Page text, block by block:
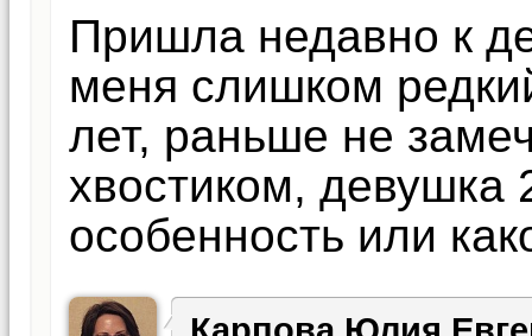
Пришла недавно к
меня слишком
лет, раньше не
хвостиком, девушка
особенность или